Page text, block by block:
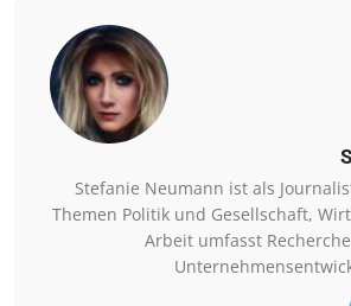
Stefanie Neumann ist als
Themen Politik und Gesellschaft,
Arbeit umfasst